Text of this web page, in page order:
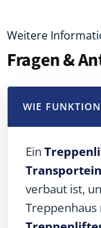
Weitere
Fragen &
WIE
Ein
verbaut ist,